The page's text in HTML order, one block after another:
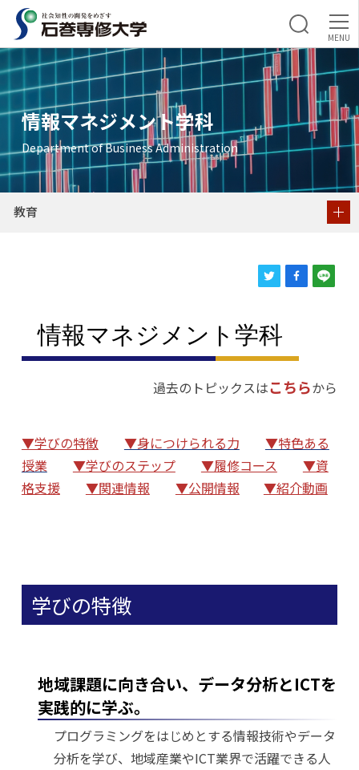
情報マネジメント学科
過去のトピックスはこちらから
▼学びの特徴 ▼身につけられる力
▼特色ある
授業
▼学びのステップ ▼履修コース
▼資
格支援
▼関連情報 ▼公開情報 ▼紹介動画
学びの特徴
地域課題に向き合い、データ分析とICTを
実践的に学ぶ。
プログラミングをはじめとする情報技術やデータ
分析を学び、地域産業やICT業界で活躍できる人
教育